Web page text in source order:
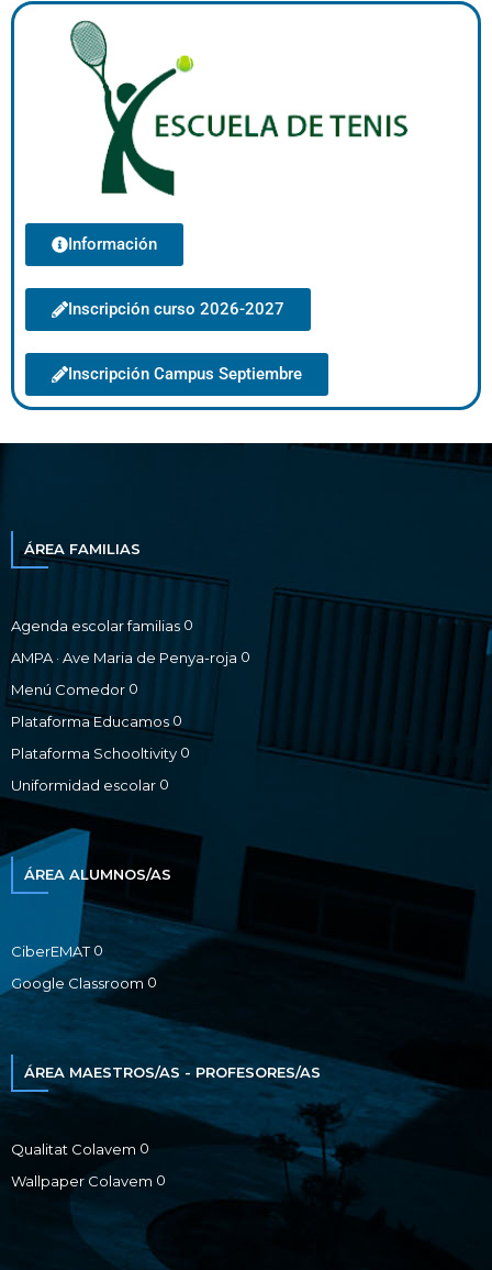
Información
Inscripción curso 2026-2027
Inscripción Campus Septiembre
ÁREA FAMILIAS
Agenda escolar familias 0
AMPA · Ave Maria de Penya-roja 0
Menú Comedor 0
Plataforma Educamos 0
Plataforma Schooltivity 0
Uniformidad escolar 0
ÁREA ALUMNOS/AS
CiberEMAT0
Google Classroom 0
ÁREA MAESTROS/AS - PROFESORES/AS
Qualitat Colavem 0
Wallpaper Colavem 0